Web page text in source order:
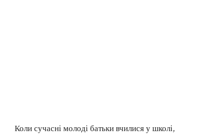
Коли сучасні молоді батьки вчилися у школі,